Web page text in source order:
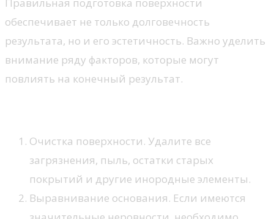
Правильная подготовка поверхности
обеспечивает не только долговечность
результата, но и его эстетичность. Важно уделить
внимание ряду факторов, которые могут
повлиять на конечный результат.
Очистка поверхности. Удалите все
загрязнения, пыль, остатки старых
покрытий и другие инородные элементы.
Выравнивание основания. Если имеются